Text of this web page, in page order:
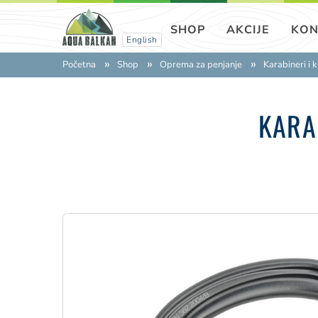
English
SHOP AKCIJE
Početna Shop Oprema za penjanje Karabineri i